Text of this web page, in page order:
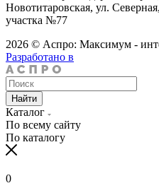
Новотитаровская, ул.
участка №77
2026 © Аспро: Максимум -
Разработано в
Найти
Каталог
По всему сайту
По каталогу
0